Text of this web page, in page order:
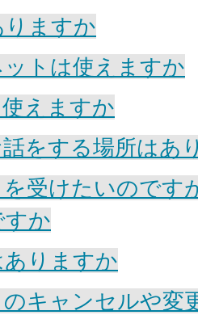
ますか
トは使えますか
えますか
をする場所はあ
を受けたいのです
か
りますか
のキャンセルや変